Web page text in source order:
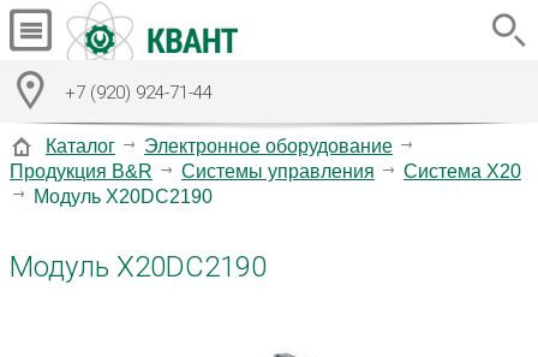
+7 (920) 924-71-44
Каталог
Электронное оборудование
Продукция B&R
Системы управления
Система X20
Модуль X20DC2190
Модуль X20DC2190